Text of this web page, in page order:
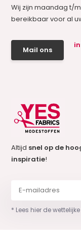
Wij zijn maandag t/
bereikbaar voor al
Mail ons
Altijd snel op de
inspiratie!
* Lees hier de